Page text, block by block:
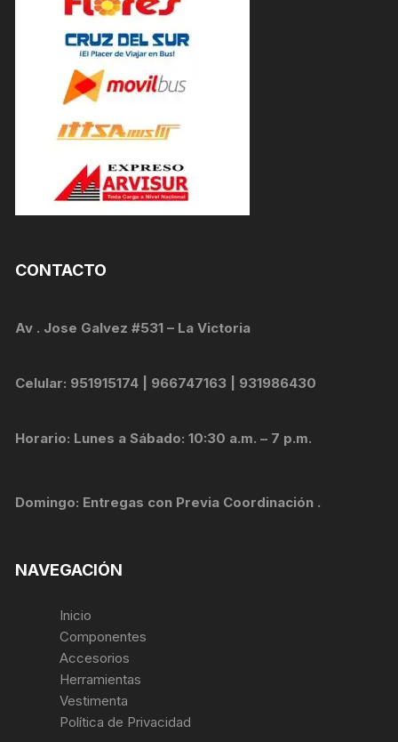
CONTACTO
Av . Jose Galvez #531 – La Victoria
Celular: 951915174 | 966747163 | 931986430
Horario: Lunes a Sábado: 10:30 a.m. – 7 p.m.
Domingo: Entregas con Previa Coordinación .
NAVEGACIÓN
Inicio
Componentes
Accesorios
Herramientas
Vestimenta
Política de Privacidad